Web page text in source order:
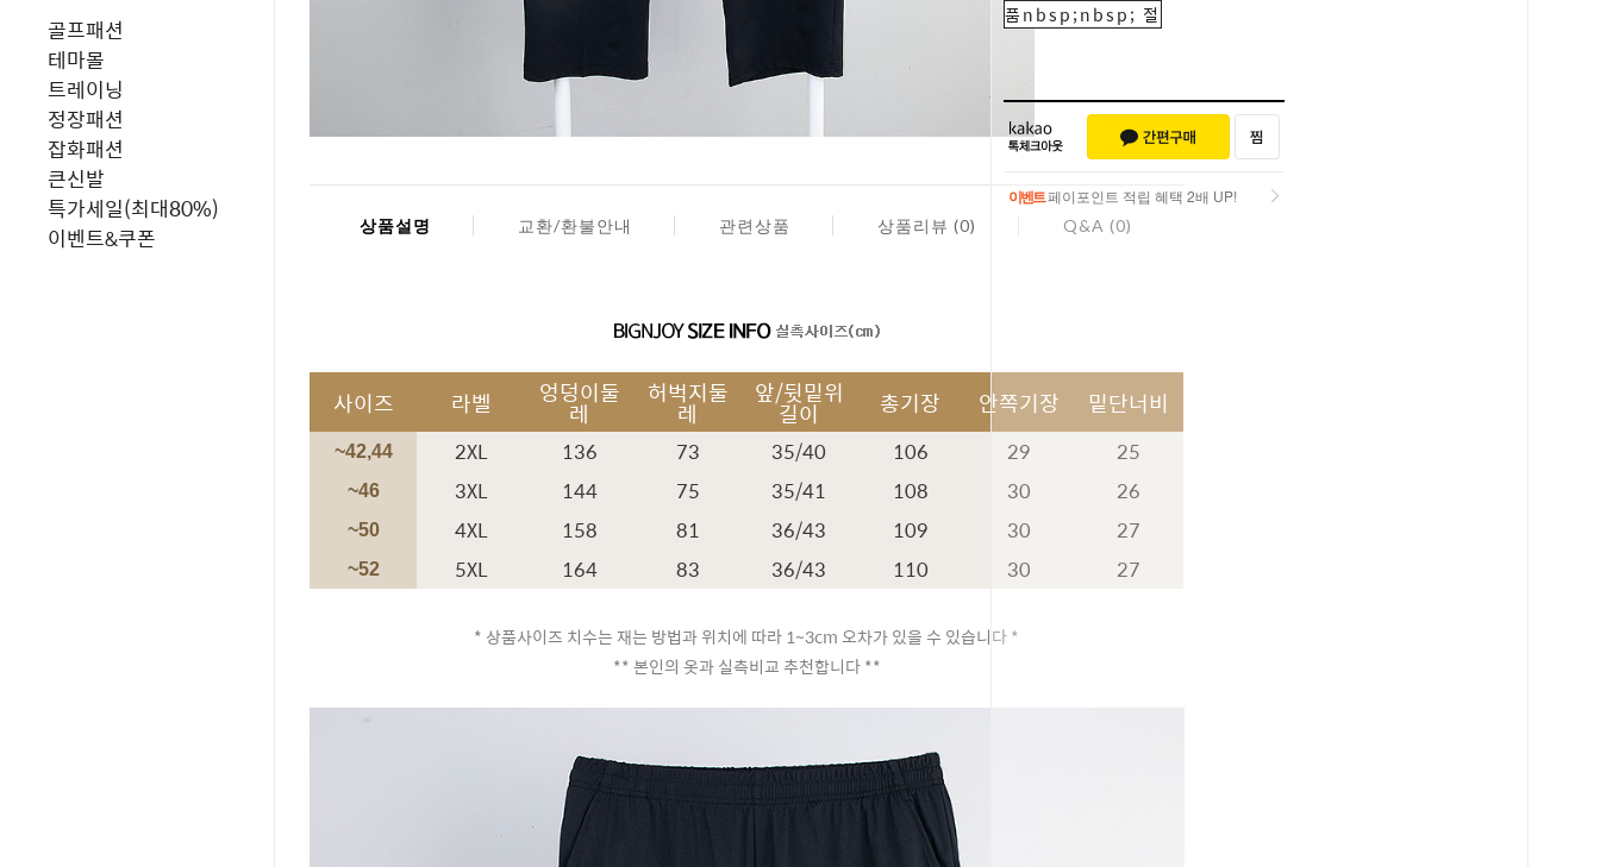
골프패션
테마몰
트레이닝
정장패션
잡화패션
큰신발
특가세일(최대80%)
이벤트&쿠폰
품nbsp;nbsp; 절
이벤트페이포인트 적립 혜택 2배 UP!
이벤트 페이포인트 적립 혜택 2배 UP!
상품설명 교환/환불안내 관련상품 상품리뷰 (0) Q&A (0)
사이즈 라벨 엉덩이둘
레
허벅지둘
레
앞/뒷밑위
길이 총기장 안쪽기장 밑단너비
~42,44 2XL 136 73 35/40 106 29 25
~46 3XL 144 75 35/41 108 30 26
~50 4XL 158 81 36/43 109 30 27
~52 5XL 164 83 36/43 110 30 27
* 상품사이즈 치수는 재는 방법과 위치에 따라 1~3cm 오차가 있을 수 있습니다 *
** 본인의 옷과 실측비교 추천합니다 **